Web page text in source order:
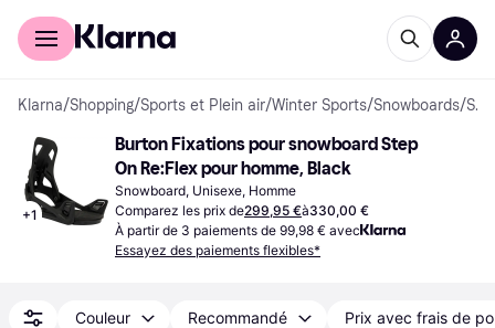
Acheter avec Klarna
Klarna/Shopping/Sports et Plein air/Winter Sports/Snowboards/ Snowboards
+1
Burton Fixations pour snowboard Step
On Re:Flex pour homme, Black
Snowboard, Unisexe, Homme
Comparez les prix de299,95 €à330,00 €
À partir de 3 paiements de 99,98 € avec
Essayez des paiements flexibles*
Couleur Recommandé Prix avec frais de